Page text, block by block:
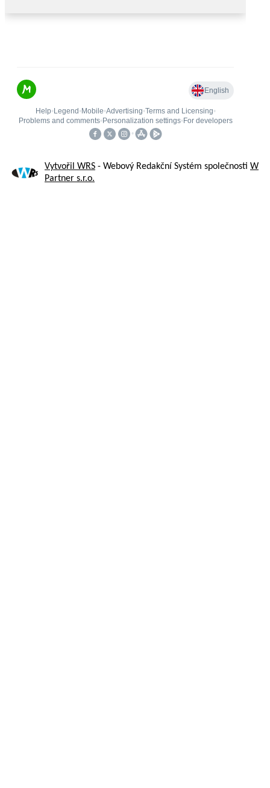
Vytvořil WRS - Webový Redakční Systém společnosti W
Partner s.r.o.